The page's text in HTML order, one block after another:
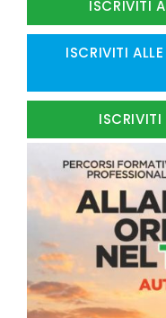
ISCRIVITI
ISCRIVITI